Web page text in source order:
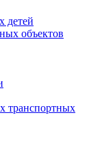
детей
объектов
транспортных